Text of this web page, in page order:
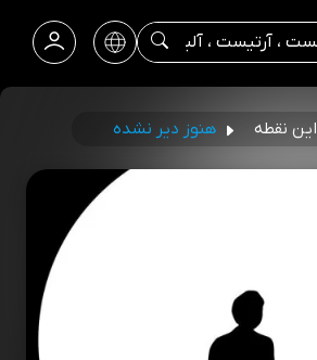
این نقطه هنوز دیر نشده